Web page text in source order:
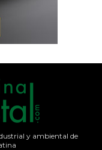
y ambiental de